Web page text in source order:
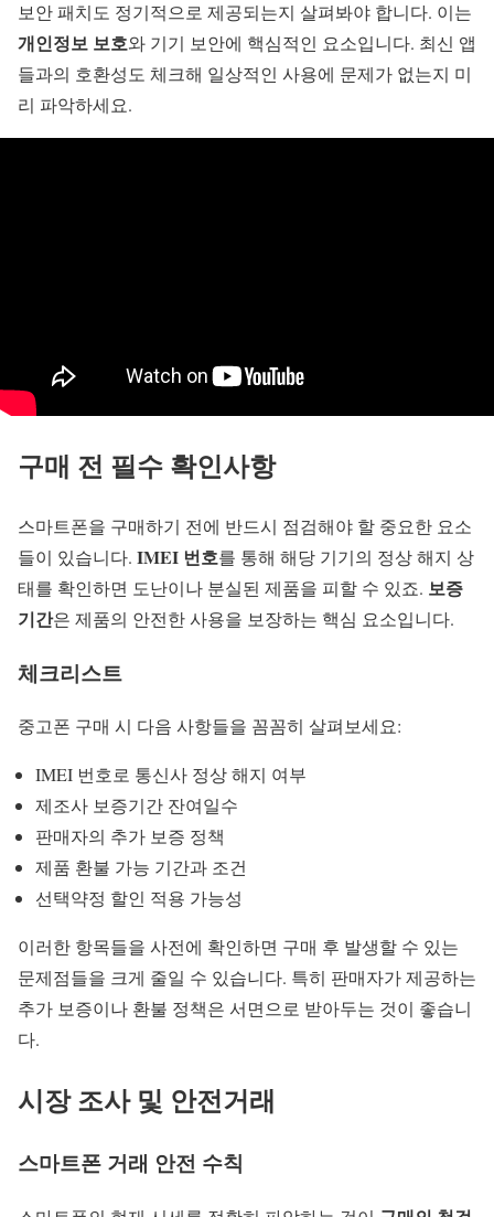
보안 패치도 정기적으로 제공되는지 살펴봐야 합니다. 이는
개인정보 보호와 기기 보안에 핵심적인 요소입니다. 최신 앱
들과의 호환성도 체크해 일상적인 사용에 문제가 없는지 미
리 파악하세요.
구매 전 필수 확인사항
스마트폰을 구매하기 전에 반드시 점검해야 할 중요한 요소
들이 있습니다. IMEI 번호를 통해 해당 기기의 정상 해지 상
태를 확인하면 도난이나 분실된 제품을 피할 수 있죠. 보증
기간은 제품의 안전한 사용을 보장하는 핵심 요소입니다.
체크리스트
중고폰 구매 시 다음 사항들을 꼼꼼히 살펴보세요:
IMEI 번호로 통신사 정상 해지 여부
제조사 보증기간 잔여일수
판매자의 추가 보증 정책
제품 환불 가능 기간과 조건
선택약정 할인 적용 가능성
이러한 항목들을 사전에 확인하면 구매 후 발생할 수 있는
문제점들을 크게 줄일 수 있습니다. 특히 판매자가 제공하는
추가 보증이나 환불 정책은 서면으로 받아두는 것이 좋습니
다.
시장 조사 및 안전거래
스마트폰 거래 안전 수칙